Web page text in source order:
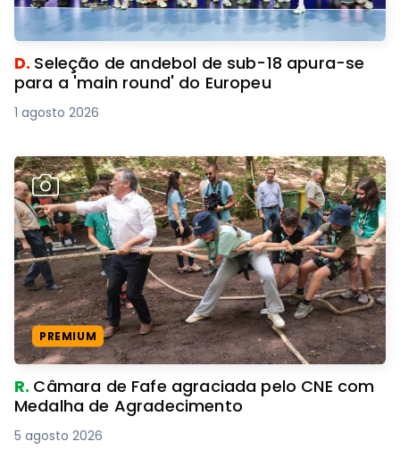
D. Seleção de andebol de sub-18 apura-se
para a 'main round' do Europeu
1 agosto 2026
PREMIUM
R. Câmara de Fafe agraciada pelo CNE com
Medalha de Agradecimento
5 agosto 2026